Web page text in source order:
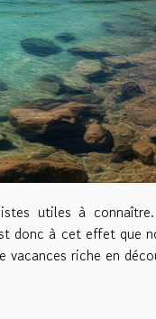
utiles à
donc à cet effet que
riche en